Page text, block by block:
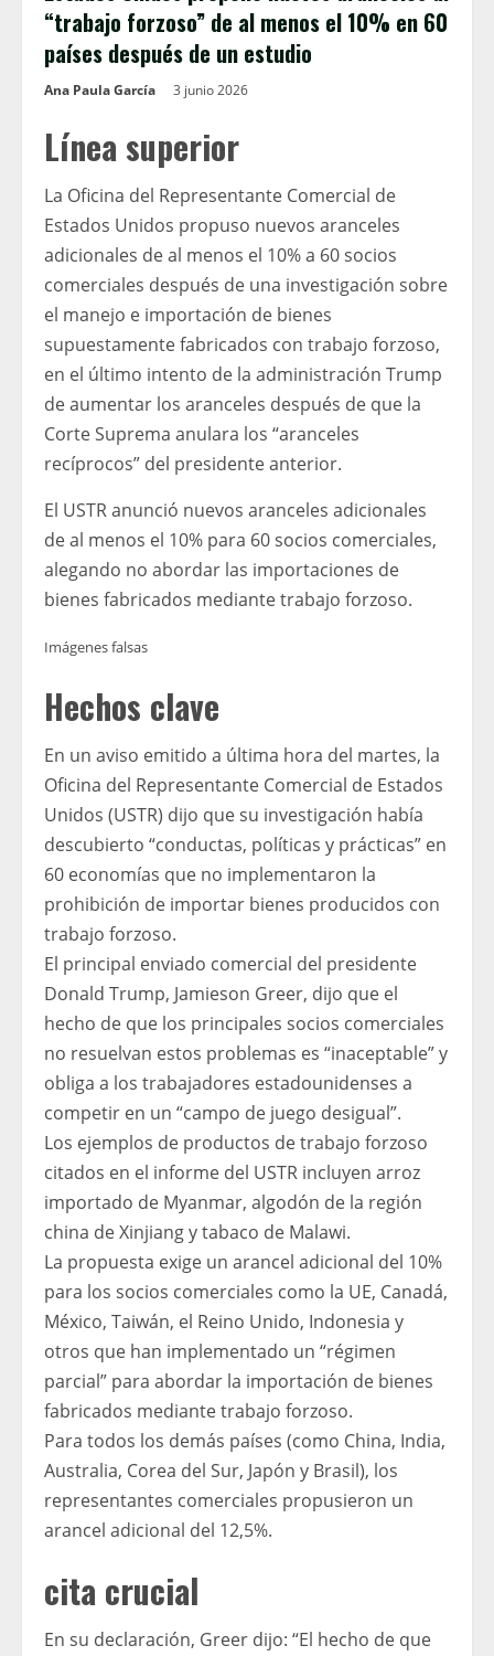
“trabajo forzoso” de al menos el 10% en 60
países después de un estudio
Ana Paula García 3 junio 2026
Línea superior
La Oficina del Representante Comercial de
Estados Unidos propuso nuevos aranceles
adicionales de al menos el 10% a 60 socios
comerciales después de una investigación sobre
el manejo e importación de bienes
supuestamente fabricados con trabajo forzoso,
en el último intento de la administración Trump
de aumentar los aranceles después de que la
Corte Suprema anulara los “aranceles
recíprocos” del presidente anterior.
El USTR anunció nuevos aranceles adicionales
de al menos el 10% para 60 socios comerciales,
alegando no abordar las importaciones de
bienes fabricados mediante trabajo forzoso.
Imágenes falsas
Hechos clave
En un aviso emitido a última hora del martes, la
Oficina del Representante Comercial de Estados
Unidos (USTR) dijo que su investigación había
descubierto “conductas, políticas y prácticas” en
60 economías que no implementaron la
prohibición de importar bienes producidos con
trabajo forzoso.
El principal enviado comercial del presidente
Donald Trump, Jamieson Greer, dijo que el
hecho de que los principales socios comerciales
no resuelvan estos problemas es “inaceptable” y
obliga a los trabajadores estadounidenses a
competir en un “campo de juego desigual”.
Los ejemplos de productos de trabajo forzoso
citados en el informe del USTR incluyen arroz
importado de Myanmar, algodón de la región
china de Xinjiang y tabaco de Malawi.
La propuesta exige un arancel adicional del 10%
para los socios comerciales como la UE, Canadá,
México, Taiwán, el Reino Unido, Indonesia y
otros que han implementado un “régimen
parcial” para abordar la importación de bienes
fabricados mediante trabajo forzoso.
Para todos los demás países (como China, India,
Australia, Corea del Sur, Japón y Brasil), los
representantes comerciales propusieron un
arancel adicional del 12,5%.
cita crucial
En su declaración, Greer dijo: “El hecho de que